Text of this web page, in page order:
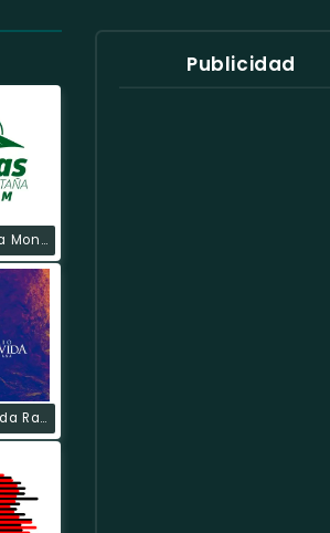
Ondas De La Montaña
Verdad Y Vida Radio
Publicidad